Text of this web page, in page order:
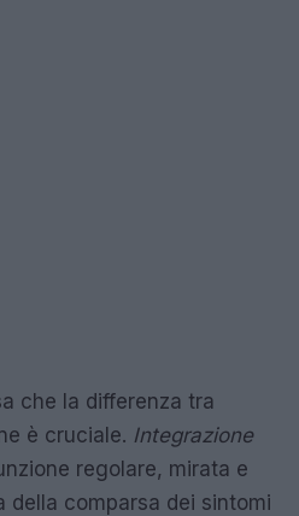
che la differenza tra
è cruciale. Integrazione
regolare, mirata e
della comparsa dei sintomi